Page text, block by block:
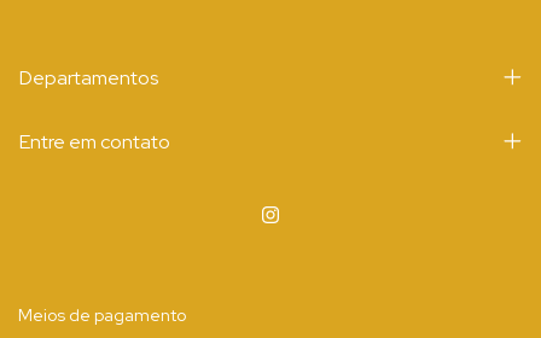
Departamentos
Entre em contato
Meios de pagamento